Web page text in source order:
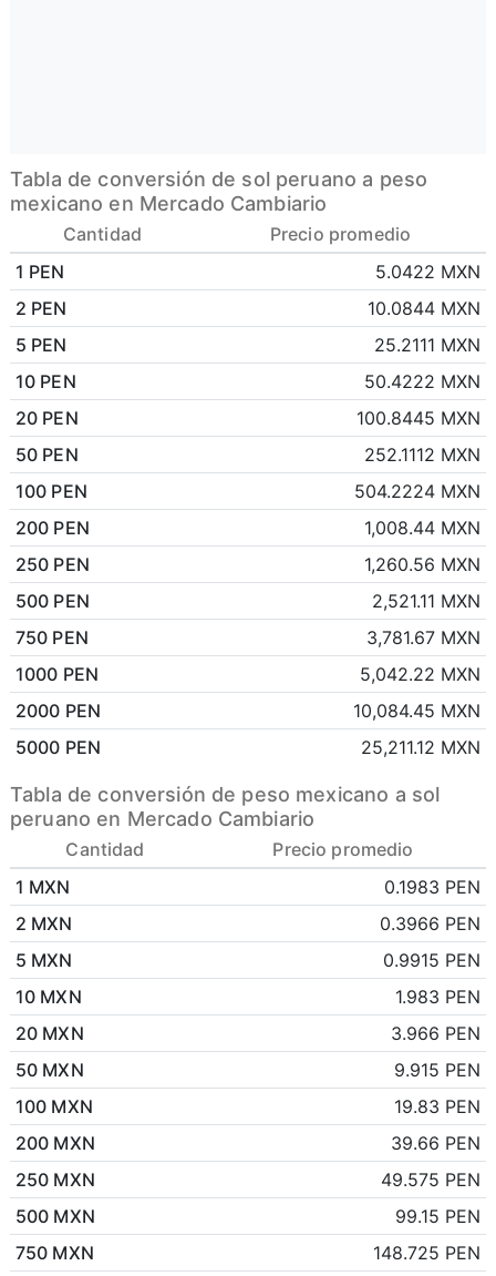
Tabla de conversión de sol peruano a peso
mexicano en Mercado Cambiario
Cantidad
Precio promedio
1 PEN
5.0422 MXN
2 PEN
10.0844 MXN
5 PEN
25.2111 MXN
10 PEN
50.4222 MXN
20 PEN
100.8445 MXN
50 PEN
252.1112 MXN
100 PEN
504.2224 MXN
200 PEN
1,008.44 MXN
250 PEN
1,260.56 MXN
500 PEN
2,521.11 MXN
750 PEN
3,781.67 MXN
1000 PEN
5,042.22 MXN
2000 PEN
10,084.45 MXN
5000 PEN
25,211.12 MXN
Tabla de conversión de peso mexicano a sol
peruano en Mercado Cambiario
Cantidad
Precio promedio
1 MXN
0.1983 PEN
2 MXN
0.3966 PEN
5 MXN
0.9915 PEN
10 MXN
1.983 PEN
20 MXN
3.966 PEN
50 MXN
9.915 PEN
100 MXN
19.83 PEN
200 MXN
39.66 PEN
250 MXN
49.575 PEN
500 MXN
99.15 PEN
750 MXN
148.725 PEN